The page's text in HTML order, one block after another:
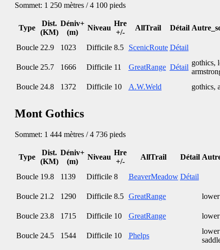
Sommet: 1 250 mètres / 4 100 pieds
Type
Dist.
(KM)
Déniv+
(m)
Niveau
Hre
+/-
AllTrail Détail
Boucle 22.9 1023 Difficile 8.5 ScenicRoute Détail
Boucle 25.7 1666 Difficile 11 GreatRange Détail
gothics,
Boucle 24.8 1372 Difficile 10 A.W.Weld gothics,
Mont Gothics
Sommet: 1 444 mètres / 4 736 pieds
Type
Dist.
(KM)
Déniv+
(m)
Niveau
Hre
+/-
AllTrail Détail
Boucle 19.8 1139 Difficile 8 BeaverMeadow Détail
Boucle 21.2 1290 Difficile 8.5 GreatRange
Boucle 23.8 1715 Difficile 10 GreatRange
Boucle 24.5 1544 Difficile 10 Phelps